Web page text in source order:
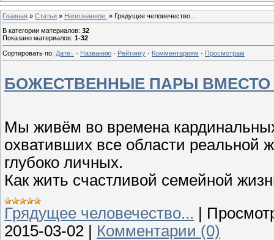
Главная » Статьи » Непознанное. » Грядущее человечество...
В категории материалов: 32
Показано материалов: 1-32
Сортировать по: Дате · Названию · Рейтингу · Комментариям · Просмотрам
БОЖЕСТВЕННЫЕ ПАРЫ ВМЕСТО
Мы живём во времена
охвативших все области реальной
глубоко личных.
Как жить счастливой семейной
Грядущее человечество... |
2015-03-02 | Комментарии (0)